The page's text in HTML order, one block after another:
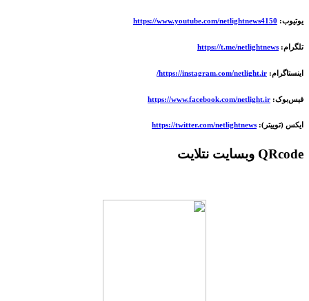
یوتیوب: https://www.youtube.com/netlightnews4150
تلگرام: https://t.me/netlightnews
اینستاگرام: https://instagram.com/netlight.ir/
فیس‌بوک: https://www.facebook.com/netlight.ir
ایکس (توییتر): https://twitter.com/netlightnews
QRcode وبسایت نتلایت